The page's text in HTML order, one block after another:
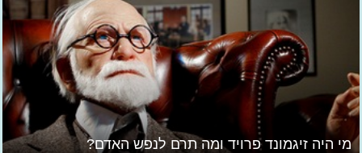
מי היה זיגמונד פרויד ומה תרם לנפש האדם?